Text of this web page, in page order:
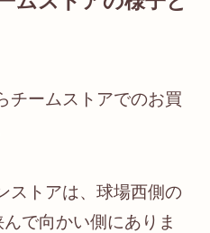
チームストアでのお買
ストアは、球場西側の
で向かい側にありま